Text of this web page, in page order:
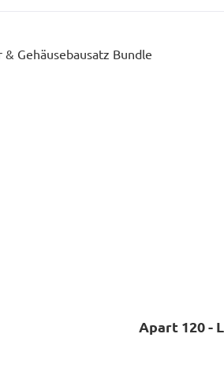
Apart 120 -